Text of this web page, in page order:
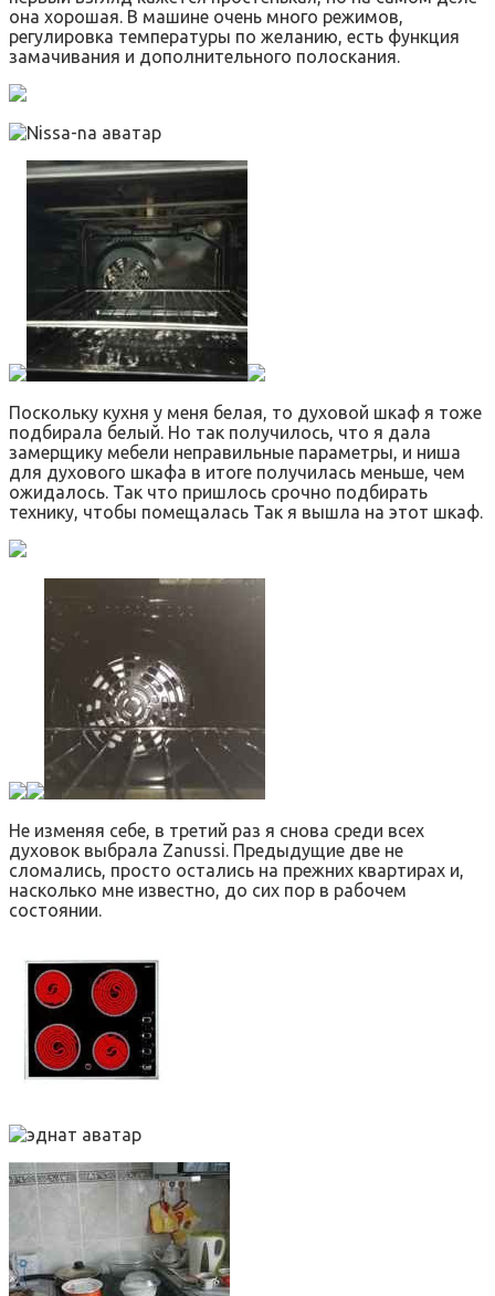
она хорошая. В машине очень много режимов,
регулировка температуры по желанию, есть функция
замачивания и дополнительного полоскания.
Поскольку кухня у меня белая, то духовой шкаф я тоже
подбирала белый. Но так получилось, что я дала
замерщику мебели неправильные параметры, и ниша
для духового шкафа в итоге получилась меньше, чем
ожидалось. Так что пришлось срочно подбирать
технику, чтобы помещалась Так я вышла на этот шкаф.
Не изменяя себе, в третий раз я снова среди всех
духовок выбрала Zanussi. Предыдущие две не
сломались, просто остались на прежних квартирах и,
насколько мне известно, до сих пор в рабочем
состоянии.